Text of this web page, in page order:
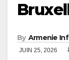
By Armenie
JUIN 25, 2026